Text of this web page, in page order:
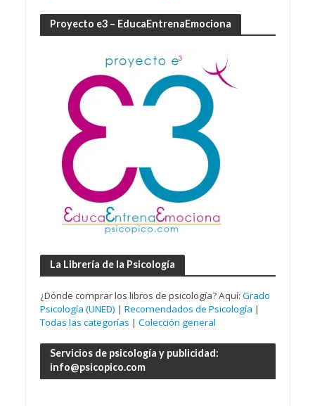
Proyecto e3 – EducaEntrenaEmociona
La Librería de la Psicología
¿Dónde comprar los libros de psicología? Aquí: Grado
Psicología (UNED) | Recomendados de Psicología |
Todas las categorías | Colección general
Servicios de psicología y publicidad:
info@psicopico.com